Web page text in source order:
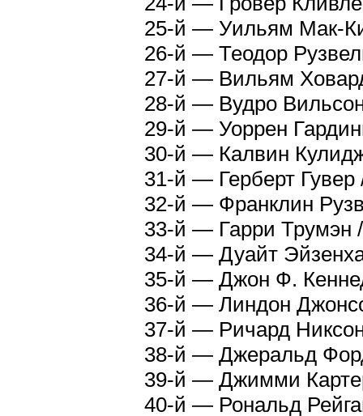
25-й — Уильям Мак-
26-й — Теодор
27-й — Вильям
28-й — Вудро
29-й — Уоррен
30-й — Калвин
31-й — Герберт
32-й — Франклин
33-й — Гарри Трумэн
34-й — Дуайт
35-й — Джон Ф.
36-й — Линдон
37-й — Ричард
38-й — Джеральд
39-й — Джимми
40-й — Рональд